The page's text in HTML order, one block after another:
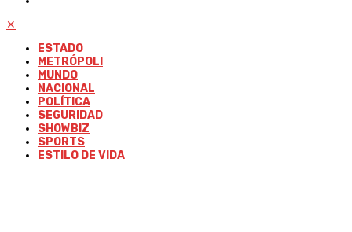
✕
ESTADO
METRÓPOLI
MUNDO
NACIONAL
POLÍTICA
SEGURIDAD
SHOWBIZ
SPORTS
ESTILO DE VIDA